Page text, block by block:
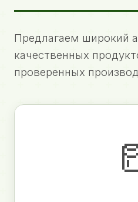
Предлагаем широкий
качественных
проверенных